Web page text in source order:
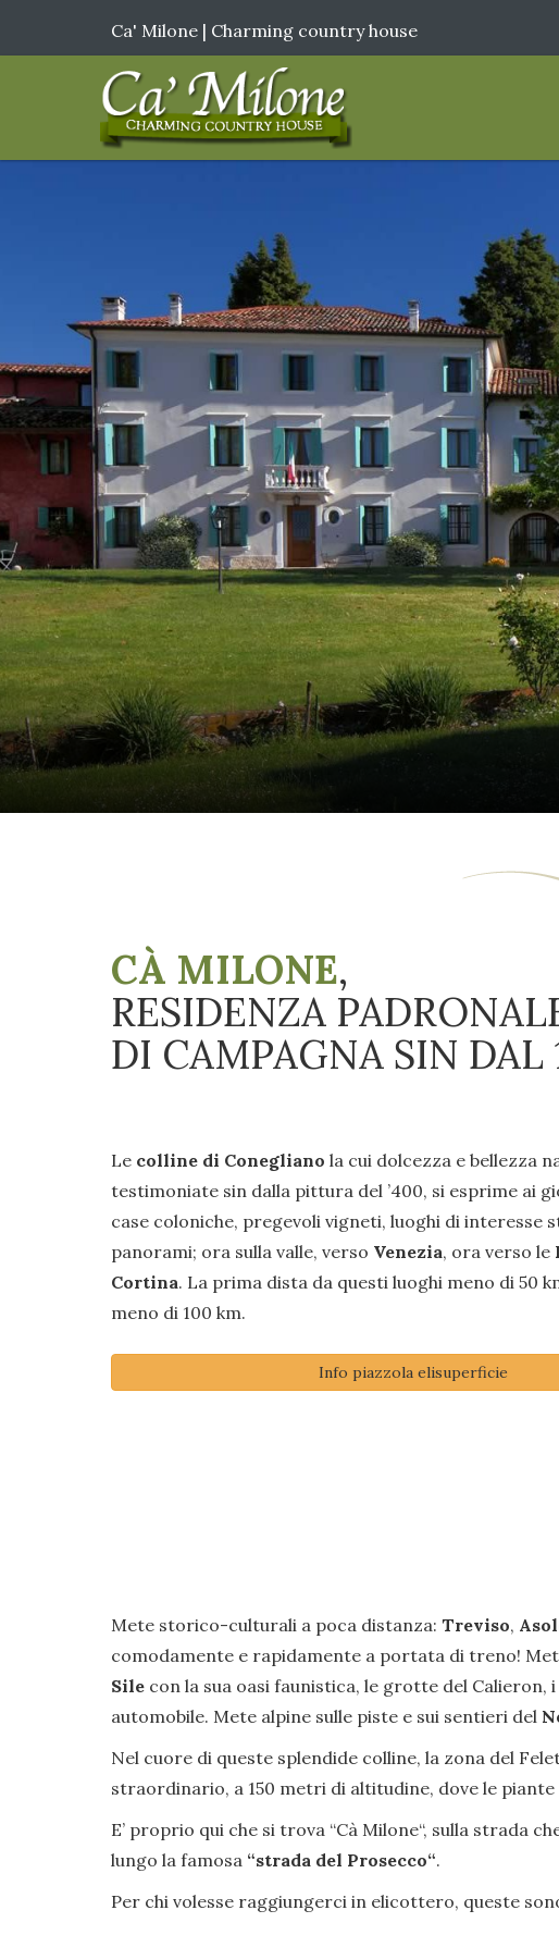
Ca' Milone | Charming country house
CÀ MILONE,
RESIDENZA
DI CAMPAGNA SIN DAL
Le colline di Conegliano la cui dolcezza e bellezza
testimoniate sin dalla pittura del ’400, si esprime ai
case coloniche, pregevoli vigneti, luoghi di interesse
panorami; ora sulla valle, verso Venezia, ora verso le
Cortina. La prima dista da questi luoghi meno di 50
meno di 100 km.
Info piazzola elisuperficie
Mete storico-culturali a poca distanza: Treviso,
comodamente e rapidamente a portata di treno!
Sile con la sua oasi faunistica, le grotte del Calieron, i
automobile. Mete alpine sulle piste e sui sentieri del
Nel cuore di queste splendide colline, la zona del
straordinario, a 150 metri di altitudine, dove le
E’ proprio qui che si trova “Cà Milone“, sulla strada
lungo la famosa “strada del Prosecco“.
Per chi volesse raggiungerci in elicottero, queste sono